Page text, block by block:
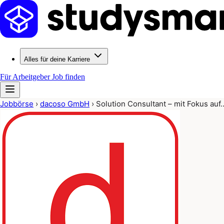
Alles für deine Karriere
Für ArbeitgeberJob finden
Jobbörse › dacoso GmbH › Solution Consultant – mit Fokus